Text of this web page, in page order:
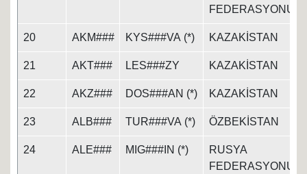
FEDERASYONU
20 AKM### KYS###VA (*) KAZAKİSTAN
21 AKT### LES###ZY KAZAKİSTAN
22 AKZ### DOS###AN (*) KAZAKİSTAN
23 ALB### TUR###VA (*) ÖZBEKİSTAN
24 ALE### MIG###IN (*)
RUSYA
FEDERASYONU